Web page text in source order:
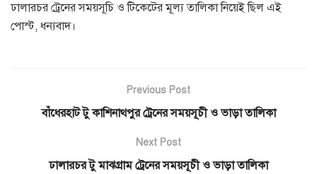
ঢালারচর ট্রেনের সময়সূচি ও টিকেটের মূল্য তালিকা নিয়েই ছিল এই
পোস্ট, ধন্যবাদ।
Previous Post
বাঁধেরহাট টু কাশিনাথপুর ট্রেনের সময়সূচী ও ভাড়া তালিকা
Next Post
ঢালারচর টু মাঝগ্রাম ট্রেনের সময়সূচী ও ভাড়া তালিকা